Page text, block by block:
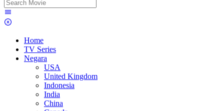
Home
TV Series
Negara
USA
United Kingdom
Indonesia
India
China